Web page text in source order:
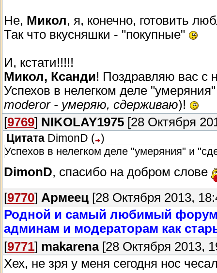
Не, Микол, я, конечно, готовить
Так что вкусняшки - "покупные"
И, кстати!!!!!
Микол, Ксанди! Поздравляю вас c
Успехов в нелегком деле
moderor - умеряю, сдерживаю)!
[9769] NIKOLAY1975 [28 Октября
Цитата DimonD ( )
Успехов в нелегком деле "умеряния" и
DimonD, спасибо на добром слове
[9770] Армеец [28 Октября 2013,
Родной и самый любимый
админам и модераторам как
[9771] makarena[28 Октября 2013,
Хех, не зря у меня сегодня нос